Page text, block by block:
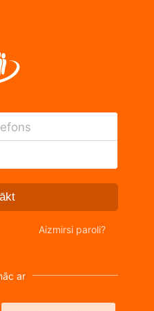
Aizmirsi paroli?
ar